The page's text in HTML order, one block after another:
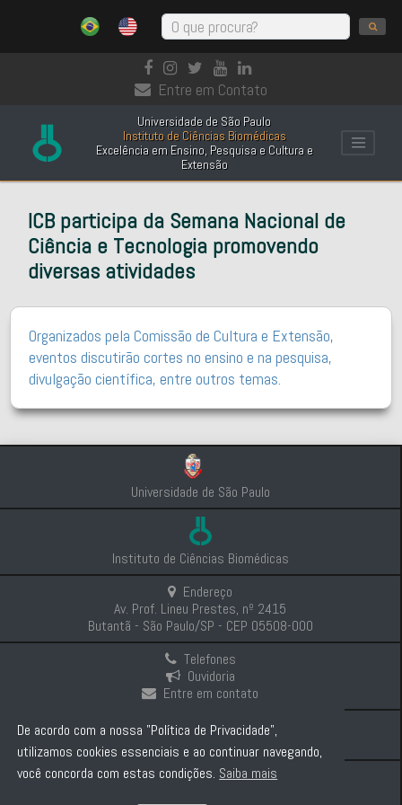
Entre em Contato
Universidade de São Paulo
Instituto de Ciências Biomédicas
Excelência em Ensino, Pesquisa e Cultura e
Extensão
ICB participa da Semana Nacional de
Ciência e Tecnologia promovendo
diversas atividades
Organizados pela Comissão de Cultura e Extensão,
eventos discutirão cortes no ensino e na pesquisa,
divulgação científica, entre outros temas.
Universidade de São Paulo
Instituto de Ciências Biomédicas
Endereço
Av. Prof. Lineu Prestes, nº 2415
Butantã - São Paulo/SP - CEP 05508-000
Telefones
Ouvidoria
Entre em contato
Intranet
Comunicação e Imprensa
De acordo com a nossa "Política de Privacidade",
utilizamos cookies essenciais e ao continuar navegando,
você concorda com estas condições. Saiba mais